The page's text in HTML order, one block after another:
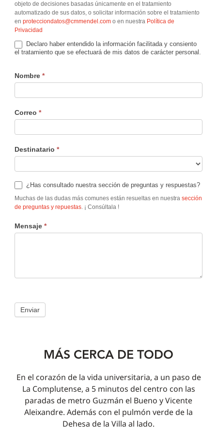
objeto de decisiones basadas únicamente en el tratamiento
automatizado de sus datos, o solicitar información sobre el tratamiento
en protecciondatos@cmmendel.como en nuestra Política de
Privacidad
Declaro haber entendido la información facilitada y consiento
el tratamiento que se efectuará de mis datos de carácter personal.
Nombre *
Correo *
Destinatario *
¿Has consultado nuestra sección de preguntas y respuestas?
Muchas de las dudas más comunes están resueltas en nuestra sección
de preguntas y repuestas. ¡ Consúltala !
Mensaje *
Enviar
MÁS CERCA DE TODO
En el corazón de la vida universitaria, a un paso de
La Complutense, a 5 minutos del centro con las
paradas de metro Guzmán el Bueno y Vicente
Aleixandre. Además con el pulmón verde de la
Dehesa de la Villa al lado.